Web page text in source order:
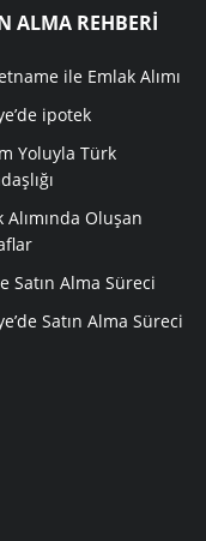
ALMA REHBERİ
ile Emlak Alımı
ipotek
Yoluyla Türk
Alımında Oluşan
Satın Alma Süreci
Satın Alma Süreci